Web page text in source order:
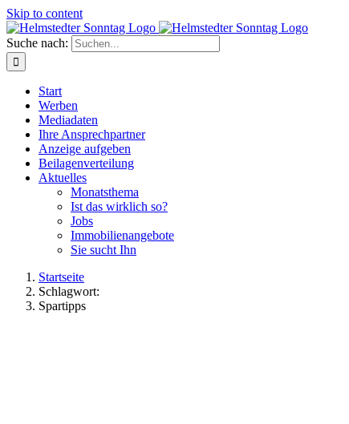
Skip to content
Suche nach:
Start
Werben
Mediadaten
Ihre Ansprechpartner
Anzeige aufgeben
Beilagenverteilung
Aktuelles
Monatsthema
Ist das wirklich so?
Jobs
Immobilienangebote
Sie sucht Ihn
Startseite
Schlagwort:
Spartipps